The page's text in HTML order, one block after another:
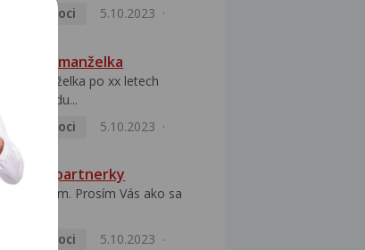
nemoci
5.10.2023
manželka
den, manželka po xx letech
z Východu...
nemoci
5.10.2023
typ 52 u partnerky
deň prajem. Prosím Vás ako sa
nemoci
5.10.2023